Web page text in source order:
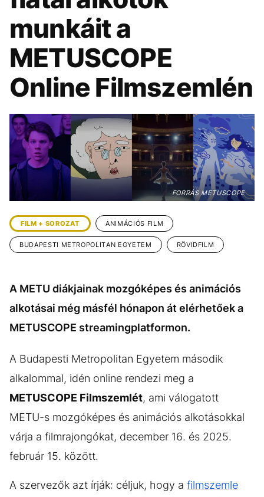
KÖZÉLET UTAZÁS
ÉLETMÓD
BESZÉLGETÉSEK ARCOK
VIDEÓ
GASZTRO
munkáit a
METUSCOPE
Online Filmszemlén
FORRÁS METUSCOPE
FILM + SOROZAT ANIMÁCIÓS FILM
BUDAPESTI METROPOLITAN EGYETEM RÖVIDFILM
A METU diákjainak mozgóképes és animációs
alkotásai még másfél hónapon át elérhetőek a
METUSCOPE streamingplatformon.
A Budapesti Metropolitan Egyetem második
alkalommal, idén online rendezi meg a
METUSCOPE Filmszemlét, ami válogatott
METU-s mozgóképes és animációs alkotásokkal
várja a filmrajongókat, december 16. és 2025.
február 15. között.
A szervezők azt írják: céljuk, hogy a filmszemle